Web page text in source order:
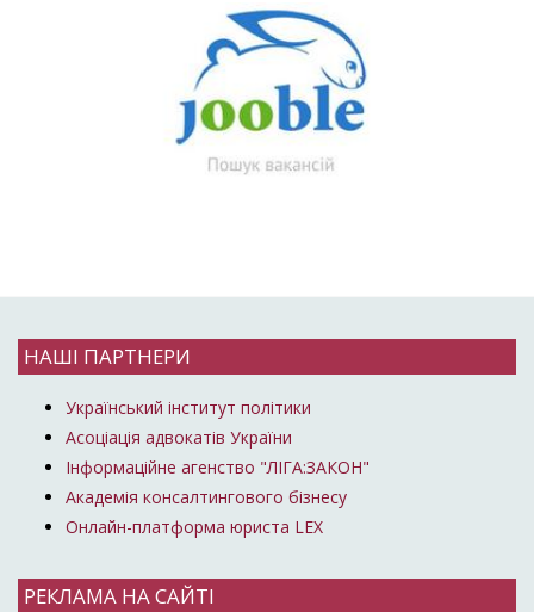
НАШІ ПАРТНЕРИ
Український інститут політики
Асоціація адвокатів України
Інформаційне агенство "ЛІГА:ЗАКОН"
Академія консалтингового бізнесу
Онлайн-платформа юриста LEX
РЕКЛАМА НА САЙТІ